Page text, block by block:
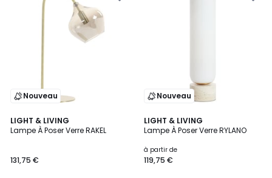
Nouveau
LIGHT & LIVING
Lampe À Poser Verre RAKEL
131,75 €
Nouveau
LIGHT & LIVING
Lampe À Poser Verre RYLANO
à partir de
119,75 €
2
Couleurs